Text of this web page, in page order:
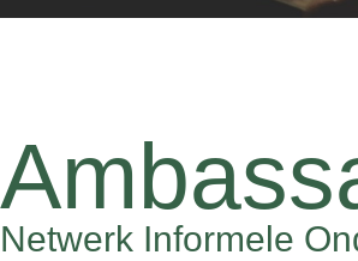
Netwerk Informele